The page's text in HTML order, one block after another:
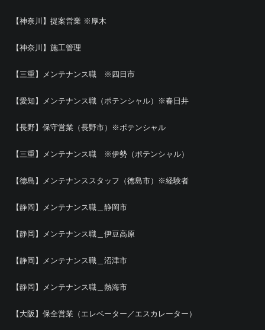
【神奈川】提案営業 ※厚木
【神奈川】施工管理
【三重】メンテナンス職 ※四日市
【愛知】メンテナンス職（ポテンシャル）※春日井
【長野】保守営業（長野市）※ポテンシャル
【三重】メンテナンス職 ※伊勢（ポテンシャル）
【徳島】メンテナンススタッフ（徳島市）※経験者
【静岡】メンテナンス職＿静岡市
【静岡】メンテナンス職＿伊豆高原
【静岡】メンテナンス職＿沼津市
【静岡】メンテナンス職＿熱海市
【大阪】保全営業（エレベーター／エスカレーター）